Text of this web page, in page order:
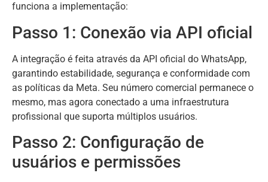
funciona a implementação:
Passo 1: Conexão via API oficial
A integração é feita através da API oficial do WhatsApp,
garantindo estabilidade, segurança e conformidade com
as políticas da Meta. Seu número comercial permanece o
mesmo, mas agora conectado a uma infraestrutura
profissional que suporta múltiplos usuários.
Passo 2: Configuração de
usuários e permissões